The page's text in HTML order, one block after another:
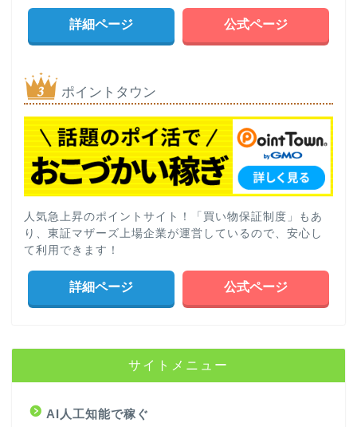
詳細ページ 公式ページ
ポイントタウン
人気急上昇のポイントサイト！「買い物保証制度」もあ
り、東証マザーズ上場企業が運営しているので、安心し
て利用できます！
詳細ページ 公式ページ
サイトメニュー
AI人工知能で稼ぐ